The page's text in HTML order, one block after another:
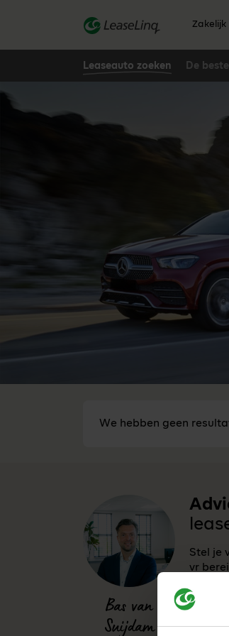
Zakelijk
Leaseauto zoeken De
We hebben geen
Bas van
Suijdam
Stel je
vr